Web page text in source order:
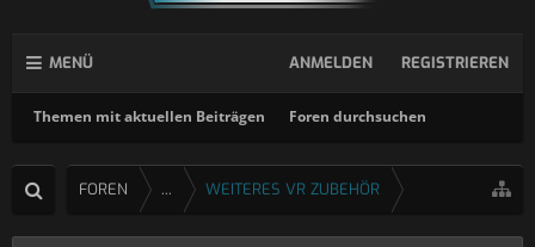
MENÜ
Themen mit aktuellen Beiträgen Foren durchsuchen
ANMELDEN REGISTRIEREN
FOREN ... WEITERES VR ZUBEHÖR